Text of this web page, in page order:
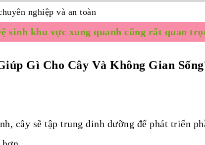
nghiệp và an toàn
sinh khu vực xung quanh cũng rất quan
Gì Cho Cây Và Không Gian
cây sẽ tập trung dinh dưỡng để phát triển